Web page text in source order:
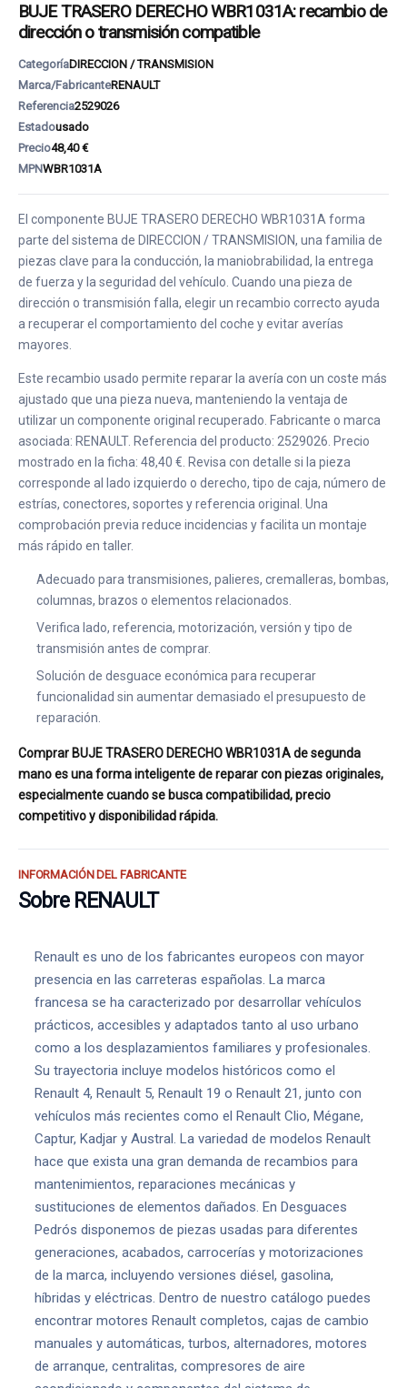
BUJE TRASERO DERECHO WBR1031A: recambio de
dirección o transmisión compatible
CategoríaDIRECCION / TRANSMISION
Marca/FabricanteRENAULT
Referencia2529026
Estadousado
Precio48,40 €
MPNWBR1031A
El componente BUJE TRASERO DERECHO WBR1031A forma
parte del sistema de DIRECCION / TRANSMISION, una familia de
piezas clave para la conducción, la maniobrabilidad, la entrega
de fuerza y la seguridad del vehículo. Cuando una pieza de
dirección o transmisión falla, elegir un recambio correcto ayuda
a recuperar el comportamiento del coche y evitar averías
mayores.
Este recambio usado permite reparar la avería con un coste más
ajustado que una pieza nueva, manteniendo la ventaja de
utilizar un componente original recuperado. Fabricante o marca
asociada: RENAULT. Referencia del producto: 2529026. Precio
mostrado en la ficha: 48,40 €. Revisa con detalle si la pieza
corresponde al lado izquierdo o derecho, tipo de caja, número de
estrías, conectores, soportes y referencia original. Una
comprobación previa reduce incidencias y facilita un montaje
más rápido en taller.
Adecuado para transmisiones, palieres, cremalleras, bombas,
columnas, brazos o elementos relacionados.
Verifica lado, referencia, motorización, versión y tipo de
transmisión antes de comprar.
Solución de desguace económica para recuperar
funcionalidad sin aumentar demasiado el presupuesto de
reparación.
Comprar BUJE TRASERO DERECHO WBR1031A de segunda
mano es una forma inteligente de reparar con piezas originales,
especialmente cuando se busca compatibilidad, precio
competitivo y disponibilidad rápida.
INFORMACIÓN DEL FABRICANTE
Sobre RENAULT
Renault es uno de los fabricantes europeos con mayor
presencia en las carreteras españolas. La marca
francesa se ha caracterizado por desarrollar vehículos
prácticos, accesibles y adaptados tanto al uso urbano
como a los desplazamientos familiares y profesionales.
Su trayectoria incluye modelos históricos como el
Renault 4, Renault 5, Renault 19 o Renault 21, junto con
vehículos más recientes como el Renault Clio, Mégane,
Captur, Kadjar y Austral. La variedad de modelos Renault
hace que exista una gran demanda de recambios para
mantenimientos, reparaciones mecánicas y
sustituciones de elementos dañados. En Desguaces
Pedrós disponemos de piezas usadas para diferentes
generaciones, acabados, carrocerías y motorizaciones
de la marca, incluyendo versiones diésel, gasolina,
híbridas y eléctricas. Dentro de nuestro catálogo puedes
encontrar motores Renault completos, cajas de cambio
manuales y automáticas, turbos, alternadores, motores
de arranque, centralitas, compresores de aire